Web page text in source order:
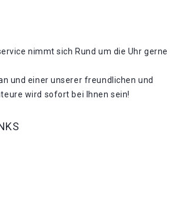
nimmt sich Rund um die Uhr gerne
und einer unserer freundlichen und
wird sofort bei Ihnen sein!